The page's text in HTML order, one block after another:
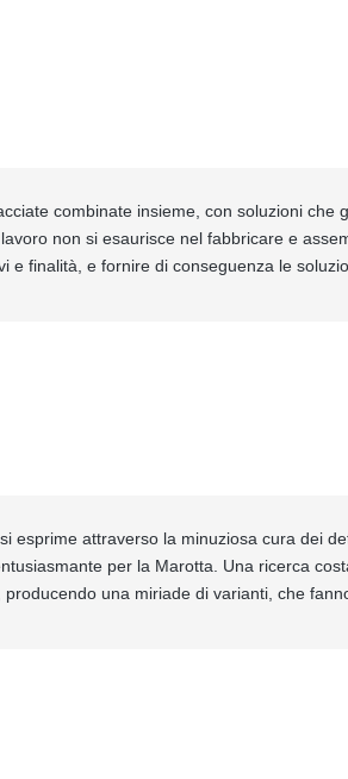
combinate insieme, con soluzioni che
non si esaurisce nel fabbricare e
finalità, e fornire di conseguenza le
esprime attraverso la minuziosa cura dei
per la Marotta. Una ricerca
una miriade di varianti, che